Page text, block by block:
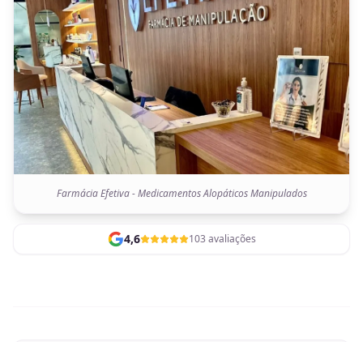
Farmácia Efetiva - Medicamentos Alopáticos Manipulados
4,6 103 avaliações